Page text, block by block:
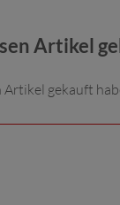
Artikel
Artikel gekauft